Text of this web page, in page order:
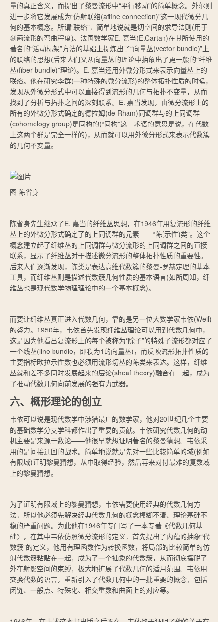
量的真正含义，而提出了黎曼流形中“平行移动”的简单概念。外尔则
进一步将它发展成为“仿射联络(affine connection)”这一现代微分几
何的基本概念。所谓“联络”，简单地说就是切空间的求导法则(用于
刻画流形的弯曲程度)。法国数学家E. 嘉当(E.Cartan)在其所使用的
著名的“活动标架”方法的基础上提炼出了“向量丛(vector bundle)”上
的联络的思想(后来人们又从向量丛的理论中抽象出了更一般的“纤维
丛(fiber bundle)”理论)。E. 嘉当还用外微分形式来表示向量丛上的
联络。他在研究李群(一种特殊的微分流形)的整体拓扑性质的时候，
发现从外微分形式中可以直接得到流形的几何与拓扑不变量，从而
找到了分析与拓扑之间的深刻联系。E. 嘉当发现，由微分流形上的
所有的外微分形式确定的德拉姆(de Rham)同调群与的上同调群
(cohomology group)是同构的(“同构”这一术语的意思是说，在代数
上这两个群是完全一样的)，从而就可以用外微分形式来表示代数簇
的几何不变量。
图 陈省身
陈省身先生继承了E. 嘉当的纤维丛思想，在1946年用复流形的纤维
丛上的外微分形式确定了的上同调群的元素——“陈(示性)类”。这个
概念建立起了纤维丛的上同调群与微分流形的上同调群之间的直接
联系，显示了纤维丛对于描述微分流形的整体拓扑性质的重要性。
后来人们逐渐发现，陈类是表达高维代数簇的黎曼-罗赫定理的基本
工具，而纤维丛则是描述代数簇几何性质的基本语言(如所周知，纤
维丛也是现代数学物理理论中的一个基本概念)。
而要让纤维丛真正进入代数几何，靠的是另一位大数学家韦依(Weil)
的努力。1950年，韦依首先发现纤维丛理论可以用到代数几何中，
这是因为他看出复流形上的每个被称为“除子”的特殊子流形都对应了
一个线丛(line bundle，即秩为1的向量丛)，而反映流形拓扑性质的
主要指标欧拉示性数也必须用流形切丛的陈类来表达。这样，纤维
丛就和差不多同时发展起来的层论(sheaf theory)融合在一起，成为
了推动代数几何向前发展的强有力武器。
六、概形理论的创立
韦依可以说是现代数学中涉猎最广的数学家，他对20世纪几个主要
的基础数学分支学科都作出了重要的贡献。韦依研究代数几何的动
机主要是来源于数论——他很早就想证明著名的黎曼猜想。韦依采
用的是间接迂回的战术。简单地说就是先对一些比较简单的域(例如
有限域)证明黎曼猜想，从中取得经验，然后再来对付最难的复数域
上的黎曼猜想。
为了证明有限域上的黎曼猜想，韦依需要使用经典的代数几何方
法，所以他必须先解决经典代数几何的概念模糊不清、理论基础不
稳的严重问题。为此他在1946年专门写了一本专著《代数几何基
础》，在其中韦依仿照微分流形的定义，首先提出了内蕴的抽象“代
数簇”的定义，他用有理函数作为转换函数，将局部的比较简单的仿
射代数簇粘贴在一起，成为了一个抽象的代数簇，从而彻底摆脱了
外在射影空间的束缚，极大地扩展了代数几何的适用范围。韦依用
交换代数的语言，重新引入了代数几何中的一批重要的概念，包括
闭链、一般点、特殊化、相交重数和曲面上的对应等。